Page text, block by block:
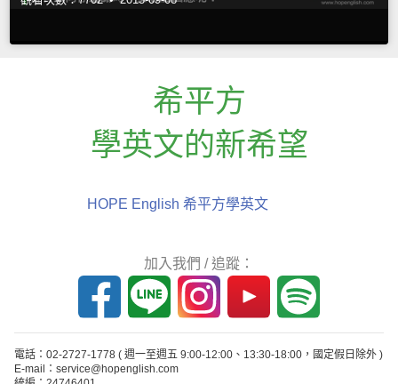
希平方
學英文的新希望
HOPE English 希平方學英文
加入我們 / 追蹤：
電話：02-2727-1778 ( 週一至週五 9:00-12:00、13:30-18:00，國定假日除外 )
E-mail：service@hopenglish.com